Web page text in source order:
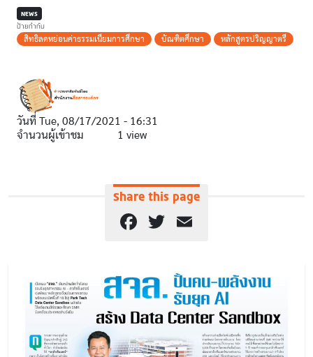
NEWS
ป้ายกำกับ
สิทธิลดหย่อนค่าธรรมเนียมการศึกษา บัณฑิตศึกษา หลักสูตรปริญญาตรี
วันที่ Tue, 08/17/2021 - 16:31
จำนวนผู้เข้าชม
1 view
Share this page
Facebook
Twitter